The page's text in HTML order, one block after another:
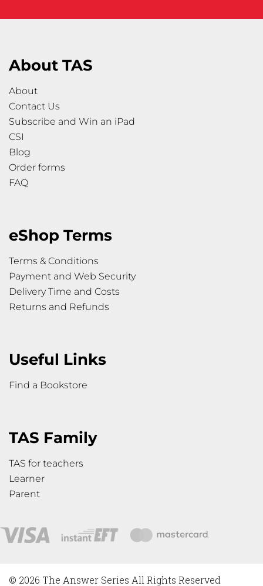
About TAS
About
Contact Us
Subscribe and Win an iPad
CSI
Blog
Order forms
FAQ
eShop Terms
Terms & Conditions
Payment and Web Security
Delivery Time and Costs
Returns and Refunds
Useful Links
Find a Bookstore
TAS Family
TAS for teachers
Learner
Parent
© 2026 The Answer Series All Rights Reserved